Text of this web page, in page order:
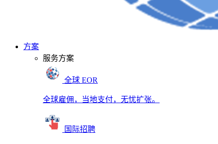
方案
服务方案
全球 EOR
全球雇佣，当地支付，无忧扩张。
国际招聘